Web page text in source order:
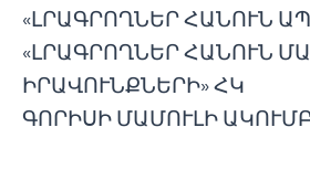
«ԼՐԱԳՐՈՂՆԵՐ ՀԱՆՈՒՆ
«ԼՐԱԳՐՈՂՆԵՐ ՀԱՆՈՒՆ
ԻՐԱՎՈՒՆՔՆԵՐԻ» ՀԿ
ԳՈՐԻՍԻ ՄԱՄՈՒԼԻ